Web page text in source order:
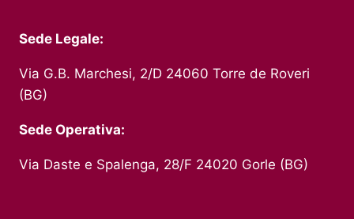
Sede Legale:
Via G.B. Marchesi, 2/D 24060 Torre de Roveri
(BG)
Sede Operativa:
Via Daste e Spalenga, 28/F 24020 Gorle (BG)